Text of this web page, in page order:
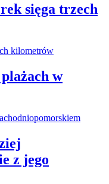
sięga trzech
w
z jego